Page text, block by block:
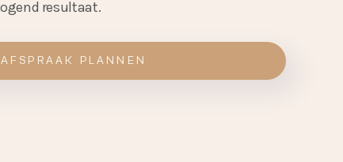
resultaat.
AFSPRAAK PLANNEN